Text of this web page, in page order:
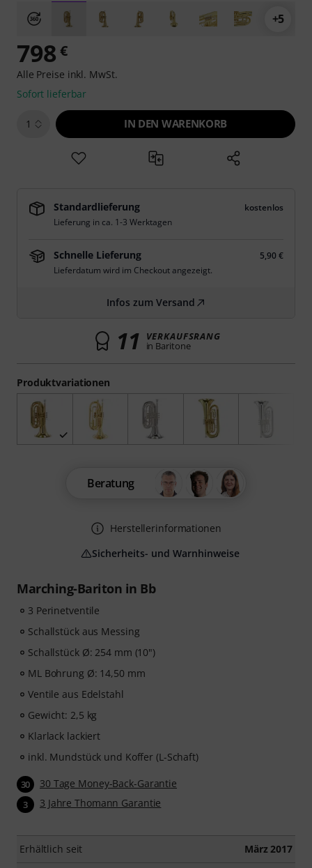
+5
Marching-Bariton in Bb
3 Perinetventile
Schallstück aus Messing
Schallstück Ø: 254 mm (10")
ML Bohrung Ø: 14,50 mm
Ventile aus Edelstahl
Gewicht: 2,5 kg
Klarlack lackiert
inkl. Mundstück und Koffer (L-Schaft)
30 30 Tage Money-Back-Garantie
3 3 Jahre Thomann Garantie
Erhältlich seit März 2017
Produktvariationen
798 €
Alle Preise inkl. MwSt.
Sofort lieferbar
1 IN DEN WARENKORB
Standardlieferung
kostenlos
Lieferung in ca. 1-3 Werktagen
Schnelle Lieferung
5,90 €
Lieferdatum wird im Checkout angezeigt.
Infos zum Versand
11 VERKAUFSRANG
in Baritone
Beratung
Herstellerinformationen
Sicherheits- und Warnhinweise